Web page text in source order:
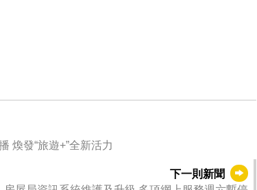
煥發“旅遊+”全新活力
下一則新聞